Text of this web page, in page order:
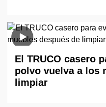
El TRUCO casero
polvo vuelva a los
limpiar